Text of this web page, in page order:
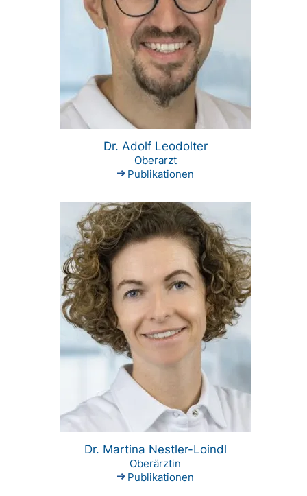
Dr. Adolf Leodolter
Oberarzt
Publikationen
Dr. Martina Nestler-Loindl
Oberärztin
Publikationen